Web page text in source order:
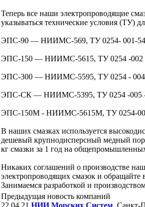
Теперь все наши электропроводящие
указываться технические условия (ТУ)
ЭПС-90 — НИИМС-569, ТУ 0254- 001-
ЭПС-150 — НИИМС-5615, ТУ 0254 -002 -
ЭПС-300 — НИИМС-5595, ТУ 0254 - 004 -
ЭПС-СК — НИИМС-5395, ТУ 0254 -005 -
ЭПС-150М - НИИМС-5615М, ТУ 0254-002-
В наших смазках используется
дешевый крупнодисперсный медный
кг смазки за 1 год на
Никаких соглашений о производстве
электропроводящих смазок и
Занимаемся разработкой и
Предыдущая новость компаний
22.04.21 НИИ Морских Систем , Санкт-